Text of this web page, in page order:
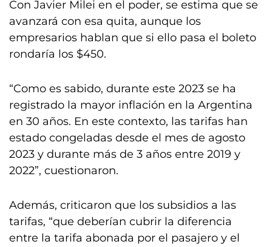
Con Javier Milei en el poder, se estima que se
avanzará con esa quita, aunque los
empresarios hablan que si ello pasa el boleto
rondaría los $450.
“Como es sabido, durante este 2023 se ha
registrado la mayor inflación en la Argentina
en 30 años. En este contexto, las tarifas han
estado congeladas desde el mes de agosto
2023 y durante más de 3 años entre 2019 y
2022”, cuestionaron.
Además, criticaron que los subsidios a las
tarifas, “que deberían cubrir la diferencia
entre la tarifa abonada por el pasajero y el